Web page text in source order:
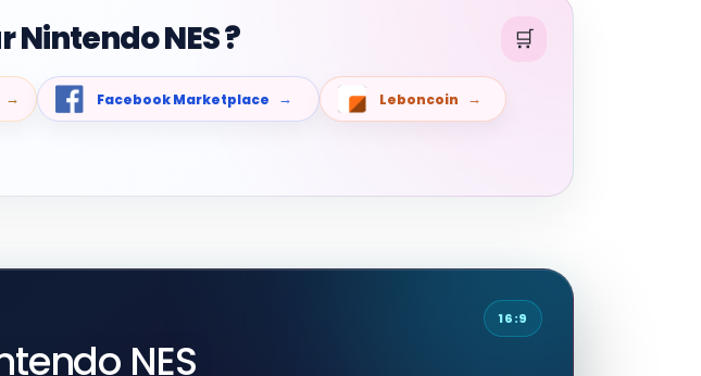
NES ?
Facebook Marketplace Leboncoin
NES
16:9